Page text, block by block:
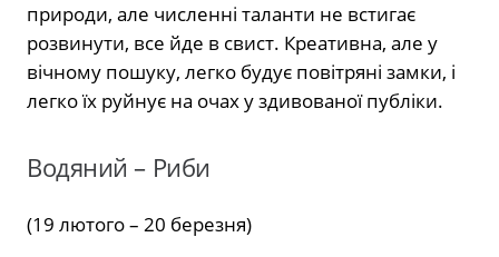
природи, але численні таланти не встигає
розвинути, все йде в свист. Креативна, але у
вічному пошуку, легко будує повітряні замки, і
легко їх руйнує на очах у здивованої публіки.
Водяний – Риби
(19 лютого – 20 березня)